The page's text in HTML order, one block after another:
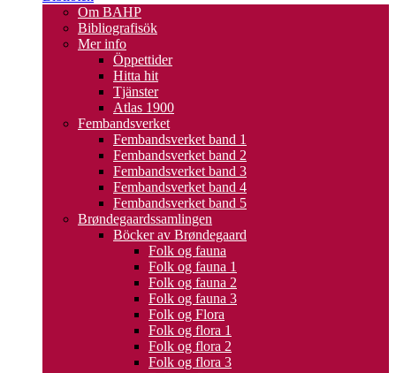
Om BAHP
Bibliografisök
Mer info
Öppettider
Hitta hit
Tjänster
Atlas 1900
Fembandsverket
Fembandsverket band 1
Fembandsverket band 2
Fembandsverket band 3
Fembandsverket band 4
Fembandsverket band 5
Brøndegaardssamlingen
Böcker av Brøndegaard
Folk og fauna
Folk og fauna 1
Folk og fauna 2
Folk og fauna 3
Folk og Flora
Folk og flora 1
Folk og flora 2
Folk og flora 3